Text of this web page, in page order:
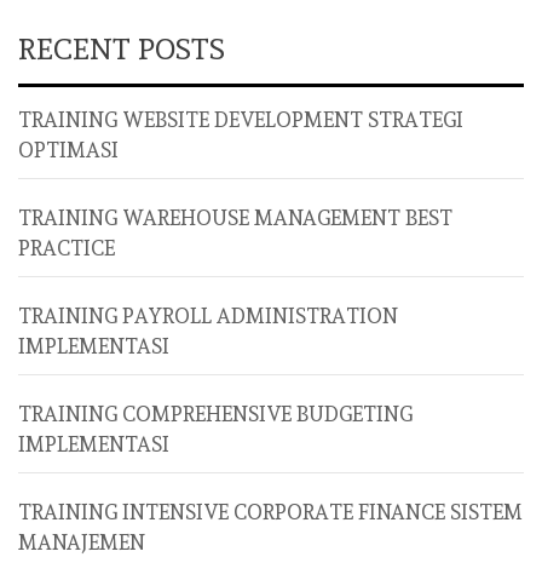
RECENT POSTS
TRAINING WEBSITE DEVELOPMENT STRATEGI
OPTIMASI
TRAINING WAREHOUSE MANAGEMENT BEST
PRACTICE
TRAINING PAYROLL ADMINISTRATION
IMPLEMENTASI
TRAINING COMPREHENSIVE BUDGETING
IMPLEMENTASI
TRAINING INTENSIVE CORPORATE FINANCE SISTEM
MANAJEMEN